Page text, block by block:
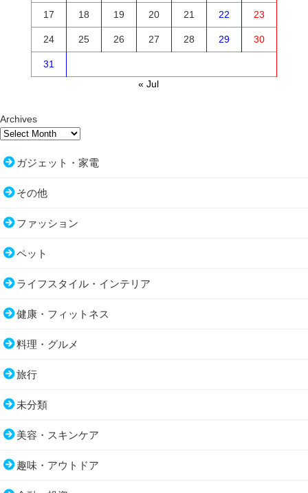
17 18 19 20 21 22 23
24 25 26 27 28 29 30
31
« Jul
Archives
ガジェット・家電
その他
ファッション
ペット
ライフスタイル・インテリア
健康・フィットネス
料理・グルメ
旅行
未分類
美容・スキンケア
趣味・アウトドア